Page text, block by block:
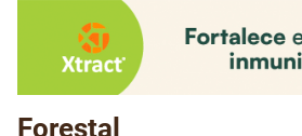
Forestal